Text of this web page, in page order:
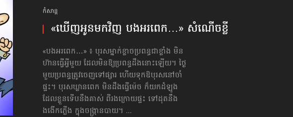
កំសាន្ដ
«ឃើញអូនមកវិញ បងអរពេក…» សំណើចខ្លី
«បងអរពេក…» ៖ បុរសម្នាក់ខ្លាចប្រពន្ធជាខ្លាំង មិន
ហ៊ានធ្វើអ្វីមួយ ដែលមិនឱ្យប្រពន្ធដឹងនោះឡើយ។ ថ្ងៃ
មួយប្រពន្ធត្រូវចេញទៅផ្សារ ហើយទុកឱបុរសនៅចាំ
ផ្ទះ។ បុរសឃ្លានពេក មិនដឹងធ្វើម៉េច ក៏យកដំឡូង
ដែលខ្លួនទើបនឹងគាស់ ពីរងក្រោយផ្ទះ ទៅដុតនឹង
ងងើកភ្លើង ក្នុងចង្ក្រានបាយ។ ...